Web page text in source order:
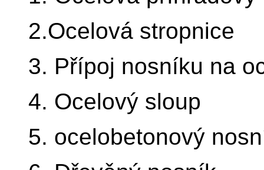
2.Ocelová stropnice
3. Přípoj nosníku na
4. Ocelový sloup
5. ocelobetonový